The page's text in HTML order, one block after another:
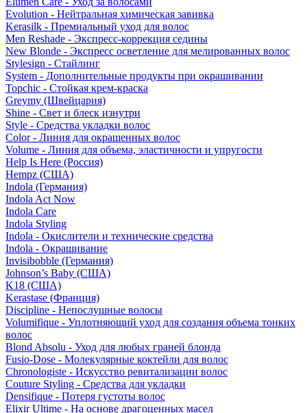
Evolution - Нейтральная химическая завивка
Kerasilk - Премиальный уход для волос
Men Reshade - Экспресс-коррекция седины
New Blonde - Экспресс осветление для мелированных волос
Stylesign - Стайлинг
System - Дополнительные продукты при окрашивании
Topchic - Стойкая крем-краска
Greymy (Швейцария)
Shine - Свет и блеск изнутри
Style - Средства укладки волос
Color - Линия для окрашенных волос
Volume - Линия для объема, эластичности и упругости
Help Is Here (Россия)
Hempz (США)
Indola (Германия)
Indola Act Now
Indola Care
Indola Styling
Indola - Окислители и технические средства
Indola - Окрашивание
Invisibobble (Германия)
Johnson’s Baby (США)
K18 (США)
Kerastase (Франция)
Discipline - Непослушные волосы
Volumifique - Уплотняющий уход для создания объема тонких
волос
Blond Absolu - Уход для любых граней блонда
Fusio-Dose - Молекулярные коктейли для волос
Chronologiste - Искусство ревитализации волос
Couture Styling - Средства для укладки
Densifique - Потеря густоты волос
Elixir Ultime - На основе драгоценных масел